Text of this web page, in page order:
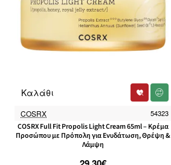
COSRX 54323
COSRX Full Fit Propolis Light Cream 65ml – Κρέμα
Προσώπου με Πρόπολη για Ενυδάτωση, Θρέψη &
Λάμψη
Καλάθι